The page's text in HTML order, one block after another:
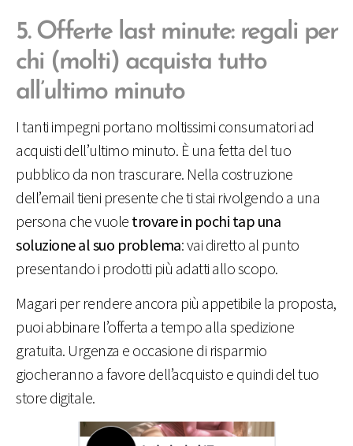
5. Offerte last minute: regali per
chi (molti) acquista tutto
all’ultimo minuto
I tanti impegni portano moltissimi consumatori ad
acquisti dell’ultimo minuto. È una fetta del tuo
pubblico da non trascurare. Nella costruzione
dell’email tieni presente che ti stai rivolgendo a una
persona che vuole trovare in pochi tap una
soluzione al suo problema: vai diretto al punto
presentando i prodotti più adatti allo scopo.
Magari per rendere ancora più appetibile la proposta,
puoi abbinare l’offerta a tempo alla spedizione
gratuita. Urgenza e occasione di risparmio
giocheranno a favore dell’acquisto e quindi del tuo
store digitale.